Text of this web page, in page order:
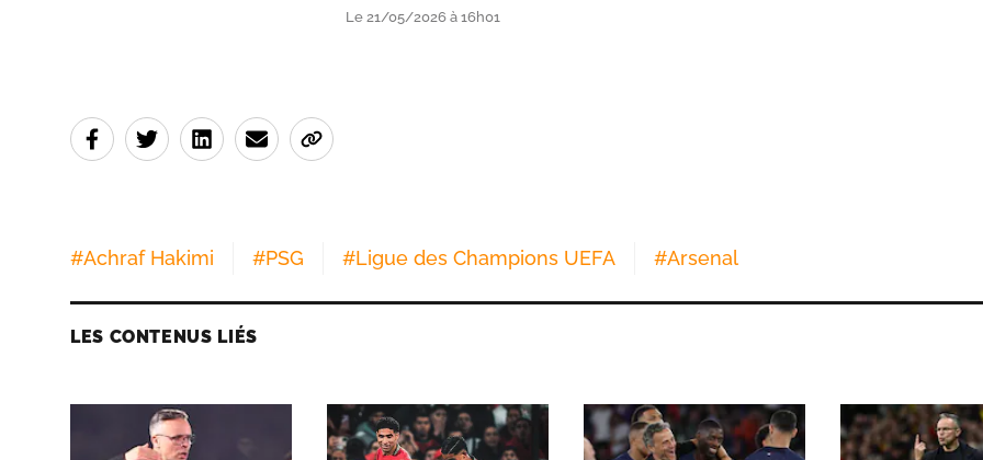
Le 21/05/2026 à 16h01
#Achraf Hakimi #PSG #Ligue des Champions UEFA #Arsenal
LES CONTENUS LIÉS